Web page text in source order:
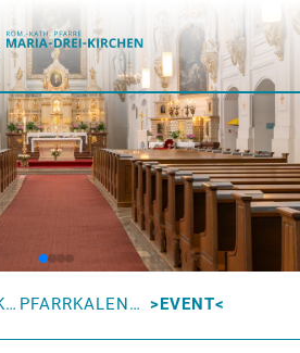
MARIA-DREI-KIRCHEN PFARRKALENDER EVENT